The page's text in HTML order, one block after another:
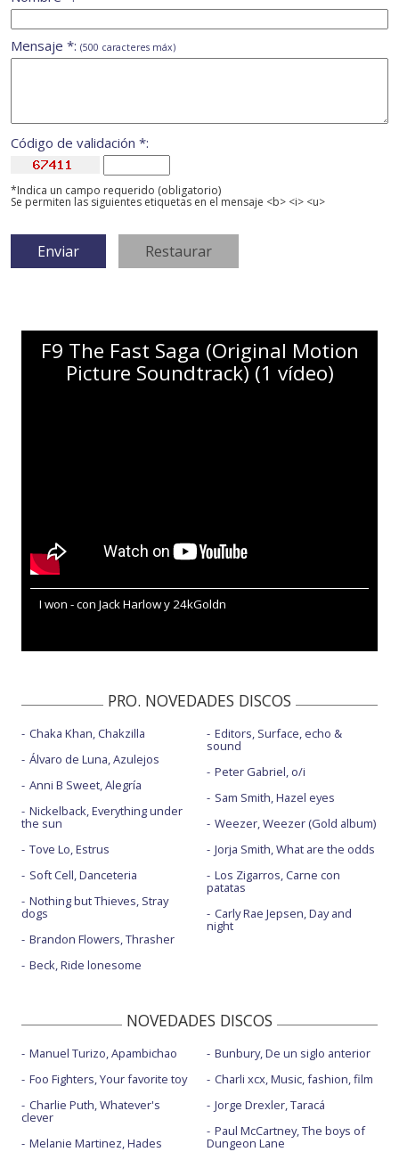
Mensaje *: (500 caracteres máx)
Código de validación *:
*Indica un campo requerido (obligatorio)
Se permiten las siguientes etiquetas en el mensaje <b> <i> <u>
F9 The Fast Saga (Original Motion
Picture Soundtrack) (1 vídeo)
I won - con Jack Harlow y 24kGoldn
PRO. NOVEDADES DISCOS
Chaka Khan, Chakzilla
Álvaro de Luna, Azulejos
Anni B Sweet, Alegría
Nickelback, Everything under
the sun
Tove Lo, Estrus
Soft Cell, Danceteria
Nothing but Thieves, Stray
dogs
Brandon Flowers, Thrasher
Beck, Ride lonesome
Editors, Surface, echo &
sound
Peter Gabriel, o/i
Sam Smith, Hazel eyes
Weezer, Weezer (Gold album)
Jorja Smith, What are the odds
Los Zigarros, Carne con
patatas
Carly Rae Jepsen, Day and
night
NOVEDADES DISCOS
Manuel Turizo, Apambichao
Foo Fighters, Your favorite toy
Charlie Puth, Whatever's
clever
Melanie Martinez, Hades
Bunbury, De un siglo anterior
Charli xcx, Music, fashion, film
Jorge Drexler, Taracá
Paul McCartney, The boys of
Dungeon Lane